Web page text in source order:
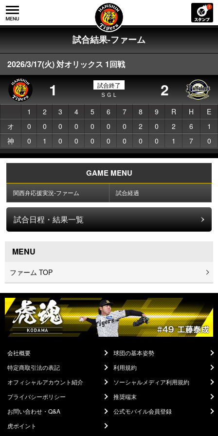
試合結果-ファーム
2026/3/17(火) 対オリックス 1回戦
1
試合終了
ＳＧＬ
2
1 2 3 4 5 6 7 8 9 R H
E
オ
0 0 0 0 0 0 0 2 0 2 6
1
神
0 1 0 0 0 0 0 0 0 1 7 0
GAME MENU
関西弁応援実況-ファーム 試合経過
試合日程・結果一覧
MENU
ファーム TOP
会社概要
球団の基本姿勢
特定商取引法の表記
利用規約
オフィシャルアカウント紹介
ソーシャルメディア利用規約
プライバシーポリシー
推奨端末
お問い合わせ・Q&A
公式モバイル会員登録
虎ポイント